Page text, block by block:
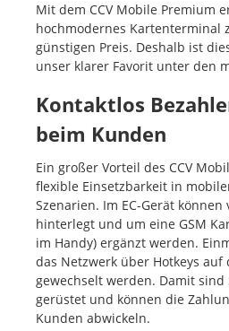
Mit dem CCV Mobile Premium
hochmodernes Kartenterminal
günstigen Preis. Deshalb ist
unser klarer Favorit unter den
Kontaktlos
beim Kunden
Ein großer Vorteil des CCV
flexible Einsetzbarkeit in
Szenarien. Im EC-Gerät können
hinterlegt und um eine GSM
im Handy) ergänzt werden.
das Netzwerk über Hotkeys auf
gewechselt werden. Damit sind
gerüstet und können die
Kunden abwickeln.